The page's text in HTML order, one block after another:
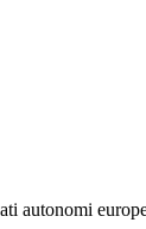
autonomi